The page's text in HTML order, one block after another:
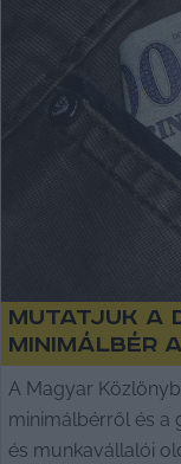
Mutatjuk a
minimálbér
A Magyar
minimálbérről és a
és munkavállalói